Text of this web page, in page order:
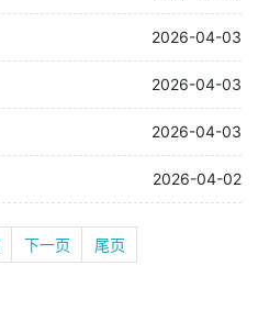
2026-04-03
2026-04-03
2026-04-03
2026-04-02
下一页 尾页